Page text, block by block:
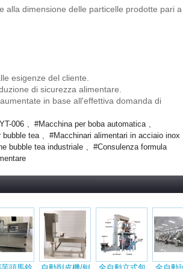
alla dimensione delle particelle prodotte pari a
esigenze del cliente.
di sicurezza alimentare.
in base all'effettiva domanda di
006 、#Macchina per boba automatica 、
tea 、#Macchinari alimentari in acciaio inox
bubble tea industriale 、#Consulenza formula